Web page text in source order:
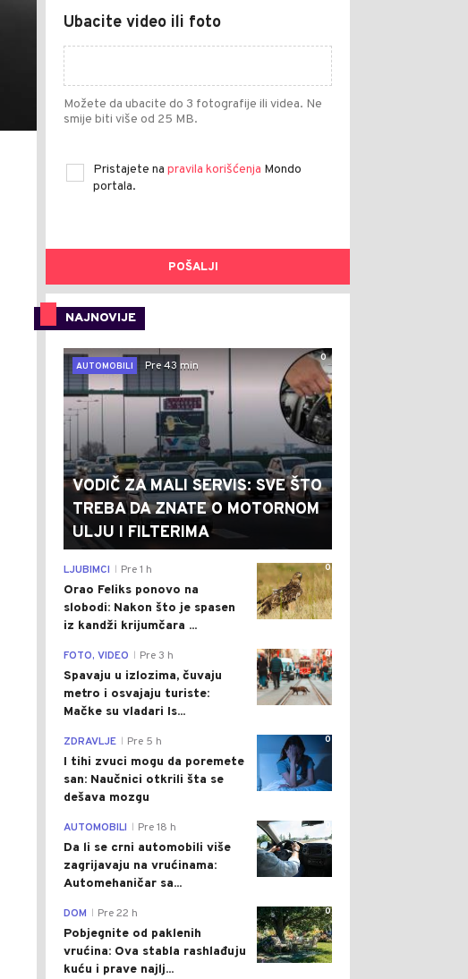
Ubacite video ili foto
Možete da ubacite do 3 fotografije ili videa. Ne
smije biti više od 25 MB.
Pristajete na pravila korišćenja Mondo
portala.
POŠALJI
NAJNOVIJE
0
AUTOMOBILI
Pre 43 min
VODIČ ZA MALI SERVIS: SVE ŠTO
TREBA DA ZNATE O MOTORNOM
ULJU I FILTERIMA
0
LJUBIMCI Pre 1 h
Orao Feliks ponovo na
slobodi: Nakon što je spasen
iz kandži krijumčara ...
0
FOTO, VIDEO Pre 3 h
Spavaju u izlozima, čuvaju
metro i osvajaju turiste:
Mačke su vladari Is...
0
ZDRAVLJE Pre 5 h
I tihi zvuci mogu da poremete
san: Naučnici otkrili šta se
dešava mozgu
0
AUTOMOBILI Pre 18 h
Da li se crni automobili više
zagrijavaju na vrućinama:
Automehaničar sa...
0
DOM Pre 22 h
Pobjegnite od paklenih
vrućina: Ova stabla rashlađuju
kuću i prave najlj...